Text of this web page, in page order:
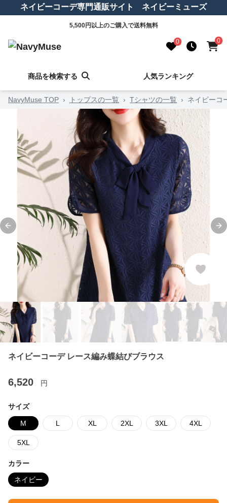
ネイビーコーデ専門通販サイト ネイビーミューズ
5,500円以上のご購入で送料無料
0 0
商品を検索する 人気ランキング
NavyMuse TOP › トップスの一覧 › Tシャツの一覧 › ネイビーコ
Previous slide
ネイビーコーデ レース編み蝶結びブラウス
6,520 円
サイズ
M L XL 2XL 3XL 4XL
5XL
カラー
ネイビー